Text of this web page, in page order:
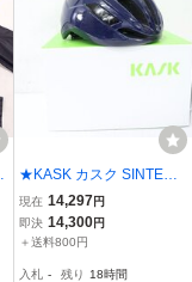
★KASK カスク SINTESI
ヘルメット Lサイズ 59-6
2cm 未使用品
現在 14,297円
即決 14,300円
＋送料800円
入札 - 残り 18時間